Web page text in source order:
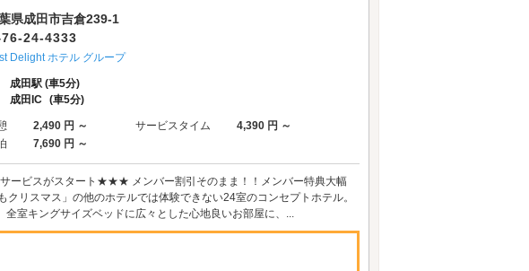
県成田市吉倉239-1
24-4333
Delight ホテル グループ
成田駅 (車5分)
成田IC (車5分)
2,490 円 ～ サービスタイム
4,390 円 ～
7,690 円 ～
ービスがスタート★★★ メンバー割引そのまま！！メンバー特典大幅
リスマス」の他のホテルでは体験できない24室のコンセプトホテル。
室キングサイズベッドに広々とした心地良いお部屋に、...